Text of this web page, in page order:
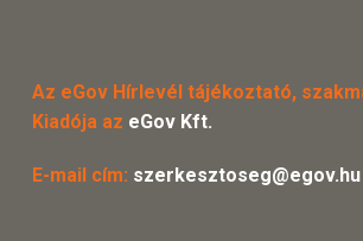
Az eGov Hírlevél tájékoztató,
Kiadója az eGov Kft.
E-mail cím: szerkesztoseg@egov.hu